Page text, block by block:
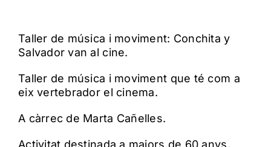
Taller de música i moviment: Conchita y
Salvador van al cine.
Taller de música i moviment que té com a
eix vertebrador el cinema.
A càrrec de Marta Cañelles.